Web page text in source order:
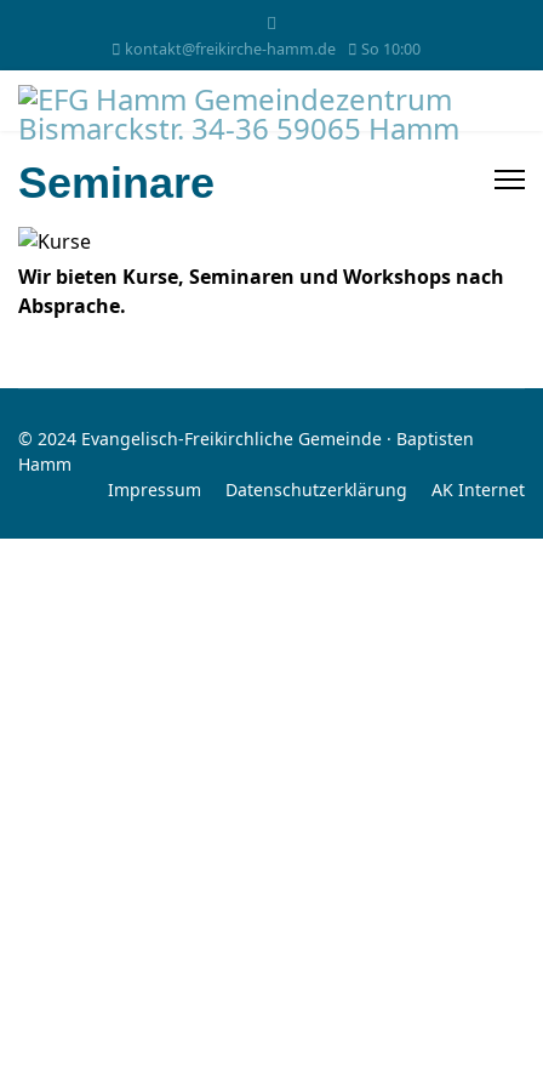
kontakt@freikirche-hamm.de So 10:00
Seminare
Wir bieten Kurse, Seminaren und Workshops nach
Absprache.
© 2024 Evangelisch-Freikirchliche Gemeinde · Baptisten
Hamm
Impressum
Datenschutzerklärung AK Internet